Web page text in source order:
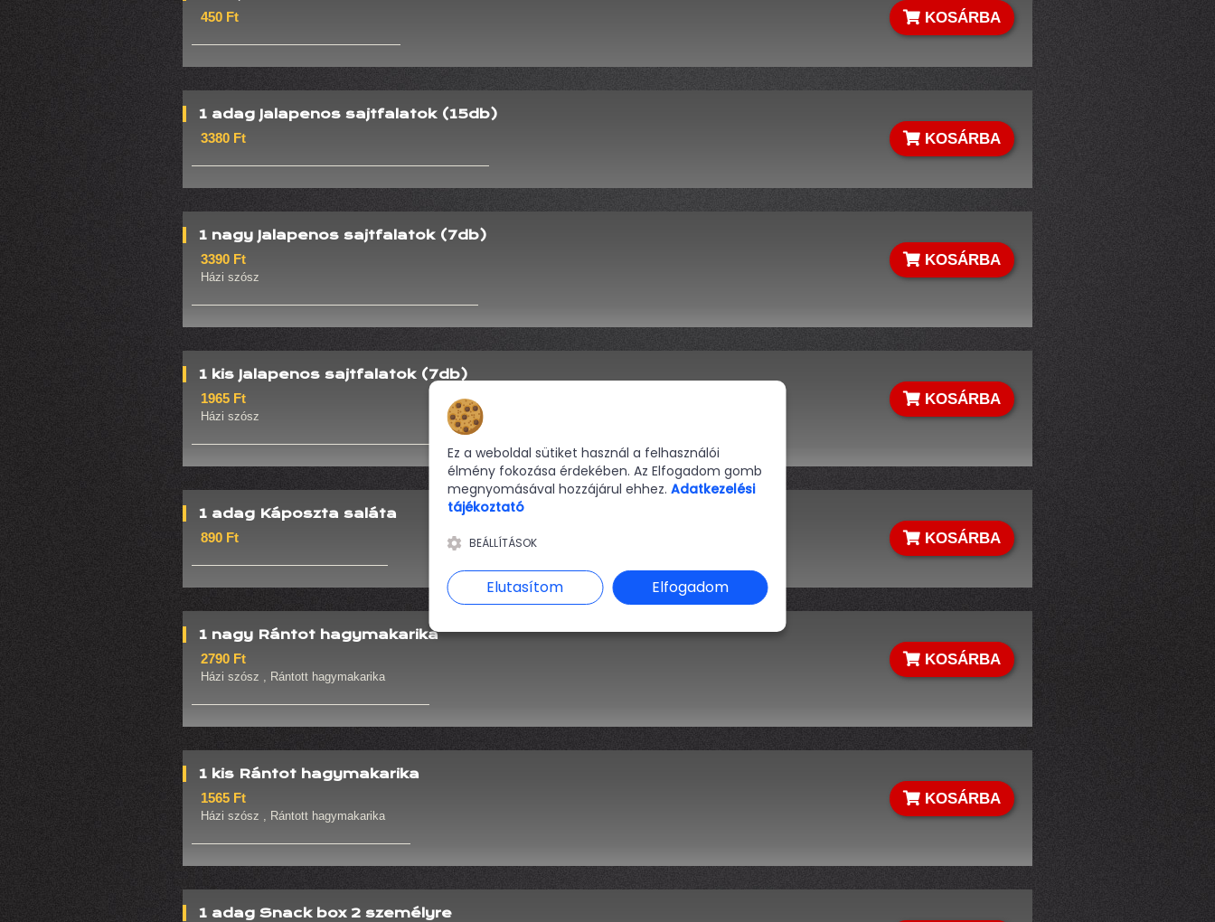
KOSÁRBA
450 Ft
KOSÁRBA
1 adag Jalapenos sajtfalatok (15db)
3380 Ft
KOSÁRBA
1 nagy Jalapenos sajtfalatok (7db)
3390 Ft
Házi szósz
KOSÁRBA
1 kis Jalapenos sajtfalatok (7db)
1965 Ft
Házi szósz
KOSÁRBA
1 adag Káposzta saláta
890 Ft
KOSÁRBA
1 nagy Rántot hagymakarika
2790 Ft
Házi szósz , Rántott hagymakarika
KOSÁRBA
1 kis Rántot hagymakarika
1565 Ft
Házi szósz , Rántott hagymakarika
1 adag Snack box 2 személyre
Ez a weboldal sütiket használ a felhasználói
élmény fokozása érdekében. Az Elfogadom gomb
megnyomásával hozzájárul ehhez. Adatkezelési
tájékoztató
BEÁLLÍTÁSOK
Elutasítom Elfogadom